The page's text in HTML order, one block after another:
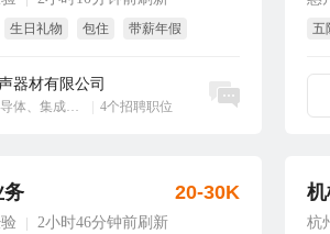
生日礼物 包住 带薪年假
器材有限公司
电子技术、半导体、集成电路 4个招聘职位
五
务
2小时46分钟前刷新
20-30K
杭